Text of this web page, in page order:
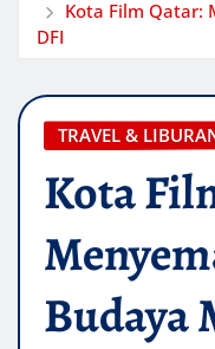
Kota Film Qatar:
DFI
TRAVEL &
Kota
Budaya